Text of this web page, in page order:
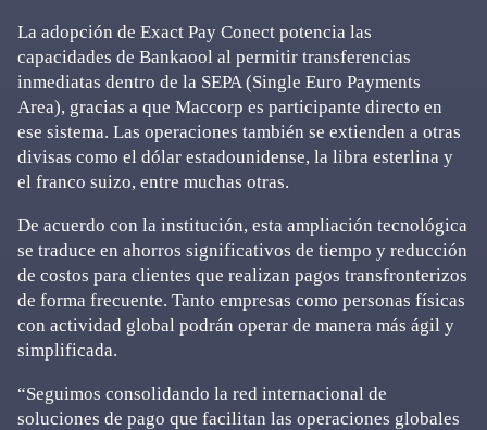
La adopción de Exact Pay Conect potencia las
capacidades de Bankaool al permitir transferencias
inmediatas dentro de la SEPA (Single Euro Payments
Area), gracias a que Maccorp es participante directo en
ese sistema. Las operaciones también se extienden a otras
divisas como el dólar estadounidense, la libra esterlina y
el franco suizo, entre muchas otras.
De acuerdo con la institución, esta ampliación tecnológica
se traduce en ahorros significativos de tiempo y reducción
de costos para clientes que realizan pagos transfronterizos
de forma frecuente. Tanto empresas como personas físicas
con actividad global podrán operar de manera más ágil y
simplificada.
“Seguimos consolidando la red internacional de
soluciones de pago que facilitan las operaciones globales